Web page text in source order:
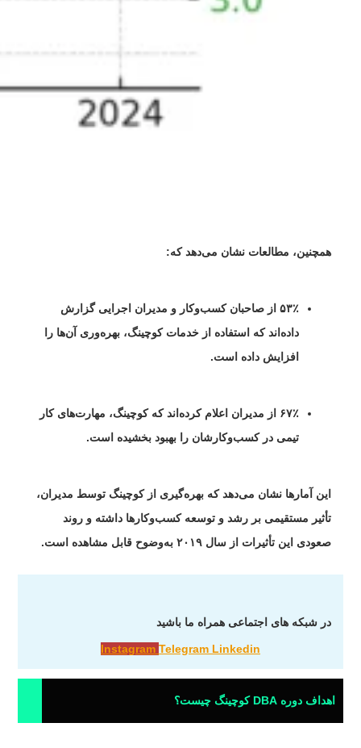
همچنین، مطالعات نشان می‌دهد که:
۵۳٪ از صاحبان کسب‌وکار و مدیران اجرایی گزارش
داده‌اند که استفاده از خدمات کوچینگ، بهره‌وری آن‌ها را
افزایش داده است.
۶۷٪ از مدیران اعلام کرده‌اند که کوچینگ، مهارت‌های کار
تیمی در کسب‌وکارشان را بهبود بخشیده است.
این آمارها نشان می‌دهد که بهره‌گیری از کوچینگ توسط مدیران،
تأثیر مستقیمی بر رشد و توسعه کسب‌وکارها داشته و روند
صعودی این تأثیرات از سال ۲۰۱۹ به‌وضوح قابل مشاهده است.
در شبکه های اجتماعی همراه ما باشید
Instagram Telegram Linkedin
اهداف دوره DBA کوچینگ چیست؟